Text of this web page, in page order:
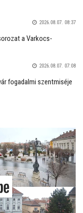
2026.08.07. 08:37
a Varkocs-
2026.08.07. 07:08
fogadalmi szentmiséje